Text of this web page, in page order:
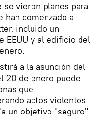
vieron planes para
han comenzado a
incluido un
EEUU y al edificio del
a la asunción del
20 de enero puede
que
actos violentos
un objetivo "seguro"